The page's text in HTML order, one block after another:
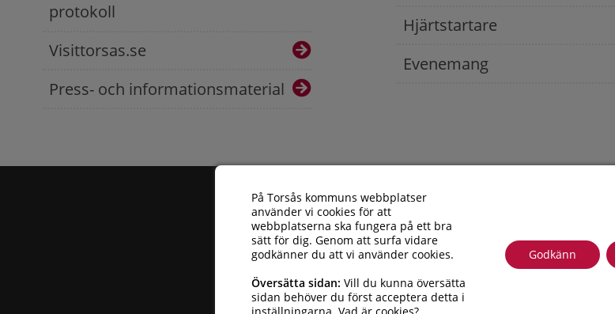
På Torsås kommuns webbplatser
använder vi cookies för att
webbplatserna ska fungera på ett bra
sätt för dig. Genom att surfa vidare
godkänner du att vi använder cookies.
Översätta sidan: Vill du kunna översätta
sidan behöver du först acceptera detta i
Godkänn
protokoll
Visittorsas.se
Press- och informationsmaterial
Hjärtstartare
Evenemang
Torsås kommun
| Besöksadress: Allfargatan 26 | Postadress:
Telefonnummer: 010 – 35 33 100 | Organisationsnummer: